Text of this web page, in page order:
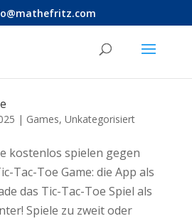
| Games, Unkategorisiert
kostenlos spielen gegen
Tac-Toe Game: die App als
das Tic-Tac-Toe Spiel als
Spiele zu zweit oder